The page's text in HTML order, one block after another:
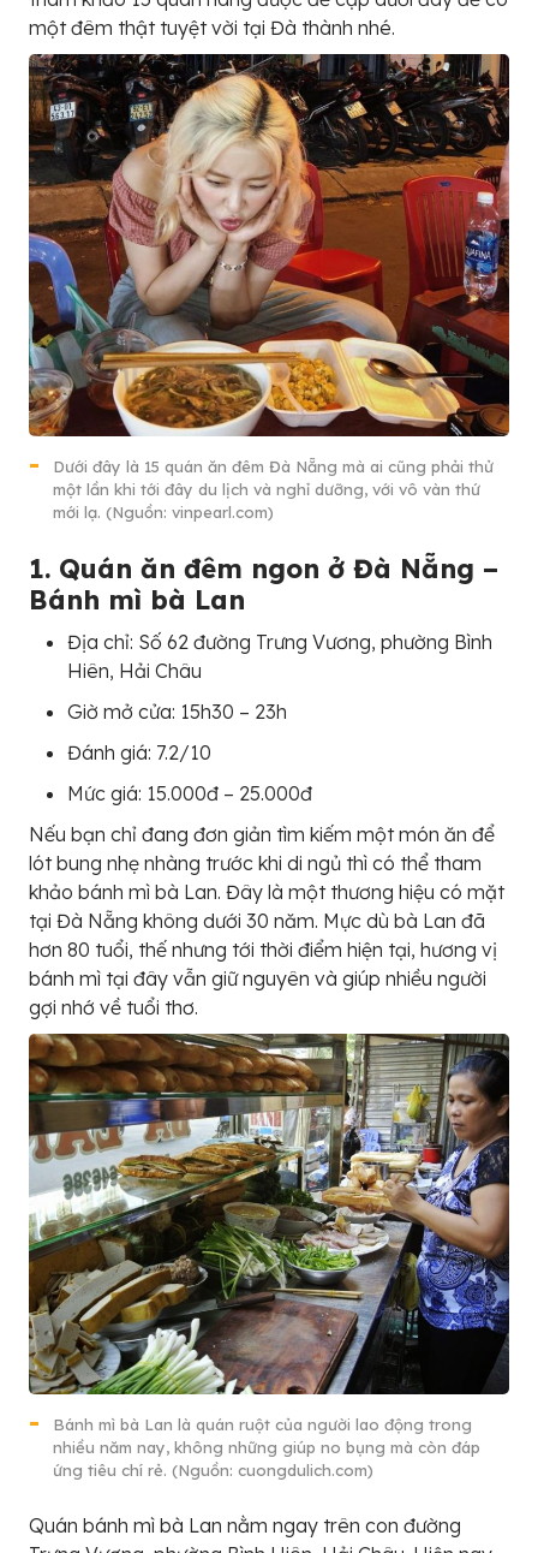
một đêm thật tuyệt vời tại Đà thành nhé.
Dưới đây là 15 quán ăn đêm Đà Nẵng mà ai cũng phải thử
một lần khi tới đây du lịch và nghỉ dưỡng, với vô vàn thứ
mới lạ. (Nguồn: vinpearl.com)
1. Quán ăn đêm ngon ở Đà Nẵng –
Bánh mì bà Lan
Địa chỉ: Số 62 đường Trưng Vương, phường Bình
Hiên, Hải Châu
Giờ mở cửa: 15h30 – 23h
Đánh giá: 7.2/10
Mức giá: 15.000đ – 25.000đ
Nếu bạn chỉ đang đơn giản tìm kiếm một món ăn để
lót bung nhẹ nhàng trước khi di ngủ thì có thể tham
khảo bánh mì bà Lan. Đây là một thương hiệu có mặt
tại Đà Nẵng không dưới 30 năm. Mực dù bà Lan đã
hơn 80 tuổi, thế nhưng tới thời điểm hiện tại, hương vị
bánh mì tại đây vẫn giữ nguyên và giúp nhiều người
gợi nhớ về tuổi thơ.
Bánh mì bà Lan là quán ruột của người lao động trong
nhiều năm nay, không những giúp no bụng mà còn đáp
ứng tiêu chí rẻ. (Nguồn: cuongdulich.com)
Quán bánh mì bà Lan nằm ngay trên con đường